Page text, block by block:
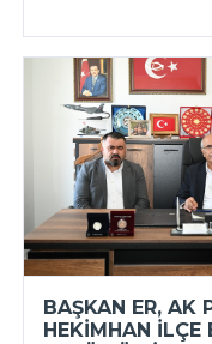
BAŞKAN ER, AK
HEKIMHAN İLÇE